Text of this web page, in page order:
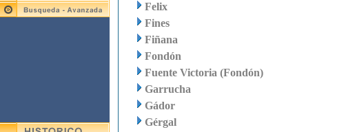
Felix
Fines
Fiñana
Fondón
Fuente Victoria (Fondón)
Garrucha
Gádor
Gérgal